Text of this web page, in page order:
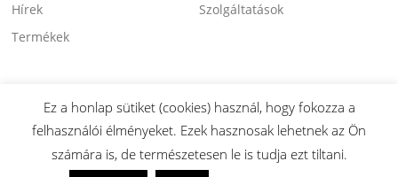
Hírek
Szolgáltatások
Termékek
Copyright © 2026 minitaxi.hu. Minden Jog Fenntartva.
Ez a honlap sütiket (cookies) használ, hogy fokozza a
felhasználói élményeket. Ezek hasznosak lehetnek az Ön
számára is, de természetesen le is tudja ezt tiltani.